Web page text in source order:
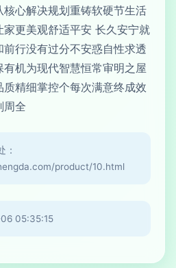
心解决规划重铸软硬节生活
更美观舒适平安 长久安宁就
行没有过分不安惑自性求透
机为现代智慧恒常审明之屋
精细掌控个每次满意终成效
周全
：
product/10.html
05:35:15